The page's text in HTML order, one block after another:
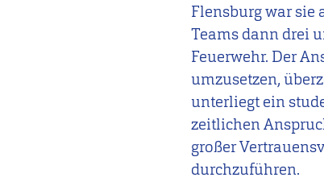
Flensburg war sie
Teams dann drei
Feuerwehr. Der
umzusetzen,
unterliegt ein
zeitlichen
großer
durchzuführen.